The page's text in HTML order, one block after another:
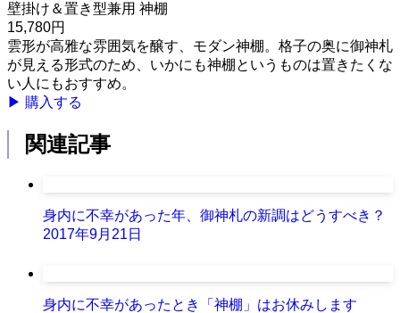
壁掛け＆置き型兼用 神棚
15,780円
雲形が高雅な雰囲気を醸す、モダン神棚。格子の奥に御神札
が見える形式のため、いかにも神棚というものは置きたくな
い人にもおすすめ。
▶ 購入する
関連記事
身内に不幸があった年、御神札の新調はどうすべき？
2017年9月21日
身内に不幸があったとき「神棚」はお休みします